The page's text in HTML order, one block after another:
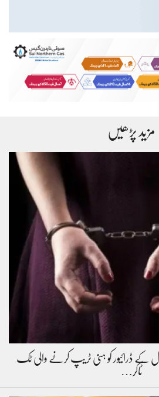
مزید پڑھیں
کے ڈرائیور کو ہنی ٹریپ کرنے والی ٹک
ٹاکر…